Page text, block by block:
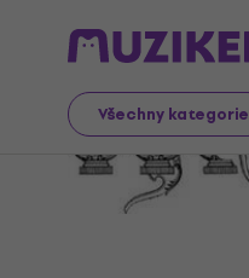
Všechny kategorie